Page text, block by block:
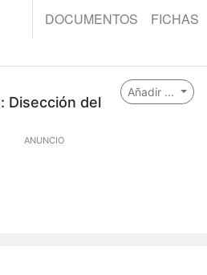
DOCUMENTOS FICHAS
Añadir ...
Disección del
ANUNCIO